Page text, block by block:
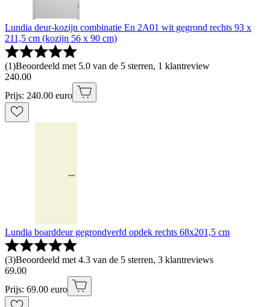
Lundia deur-kozijn combinatie En 2A01 wit gegrond rechts 93 x
211,5 cm (kozijn 56 x 90 cm)
(1)Beoordeeld met 5.0 van de 5 sterren, 1 klantreview
240.00
Prijs: 240.00 euro
Lundia boarddeur gegrondverfd opdek rechts 68x201,5 cm
(3)Beoordeeld met 4.3 van de 5 sterren, 3 klantreviews
69.00
Prijs: 69.00 euro